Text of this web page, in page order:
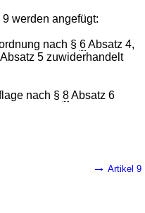
werden angefügt:
nach §6Absatz 4,
Absatz 5 zuwiderhandelt
nach §8Absatz 6
→ Artikel 9